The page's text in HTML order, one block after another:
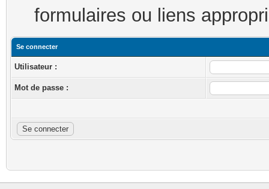
formulaires ou liens
Se connecter
Utilisateur :
Mot de passe :